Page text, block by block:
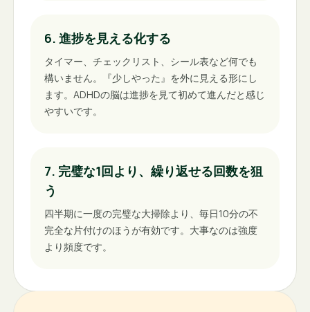
6. 進捗を見える化する
タイマー、チェックリスト、シール表など何でも
構いません。『少しやった』を外に見える形にし
ます。ADHDの脳は進捗を見て初めて進んだと感じ
やすいです。
7. 完璧な1回より、繰り返せる回数を狙
う
四半期に一度の完璧な大掃除より、毎日10分の不
完全な片付けのほうが有効です。大事なのは強度
より頻度です。